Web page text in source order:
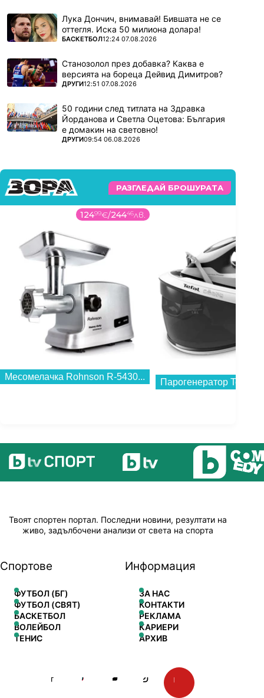
Лука Дончич, внимавай! Бившата не се
оттегля. Иска 50 милиона долара!
ПОВЕЧЕ ОТ
БАСКЕТБОЛ12:24 07.08.2026
Станозолол през добавка? Каква е
версията на бореца Дейвид Димитров?
ПОВЕЧЕ ОТ
ДРУГИ12:51 07.08.2026
50 години след титлата на Здравка
Йорданова и Светла Оцетова: България
е домакин на световно!
ПОВЕЧЕ ОТ
ДРУГИ09:54 06.08.2026
РАЗГЛЕДАЙ БРОШУРАТА
12499€/24446лв.
Месомелачка Rohnson R-5430...
Парогенератор Tefal
Твоят спортен портал. Последни новини, резултати на
живо, задълбочени анализи от света на спорта
Спортове
ФУТБОЛ (БГ)
ФУТБОЛ (СВЯТ)
БАСКЕТБОЛ
ВОЛЕЙБОЛ
ТЕНИС
Информация
ЗА НАС
КОНТАКТИ
РЕКЛАМА
КАРИЕРИ
АРХИВ